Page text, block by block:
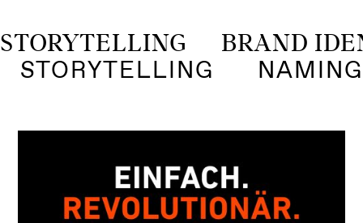
STORYTELLING BRAND
STORYTELLING NAMING